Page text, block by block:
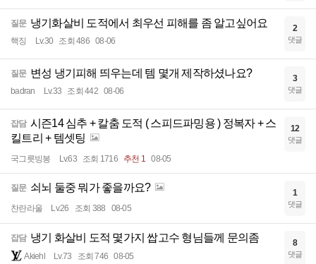
질문 냉기화살비 도적에서 최우선 피해를 좀 알고싶어요
핵징 Lv.30 조회 486 08-06
2
댓글
질문 변성 냉기피해 띄우는데 템 몇개 제작하셨나요?
badran Lv.33 조회 442 08-06
3
댓글
잡담 시즌14 심추 + 칼춤 도적 ( 스피드파밍용 ) 정복자 + 스
킬트리 + 템셋팅
국그릇빙봉 Lv.63 조회 1716 추천 1 08-05
12
댓글
질문 쇠뇌 둘중 뭐가 좋을까요?
찬란라울 Lv.26 조회 388 08-05
1
댓글
잡담 냉기 화살비 도적 몇가지 쌉고수 형님들께 문의좀
Akiehl Lv.73 조회 746 08-05
8
댓글